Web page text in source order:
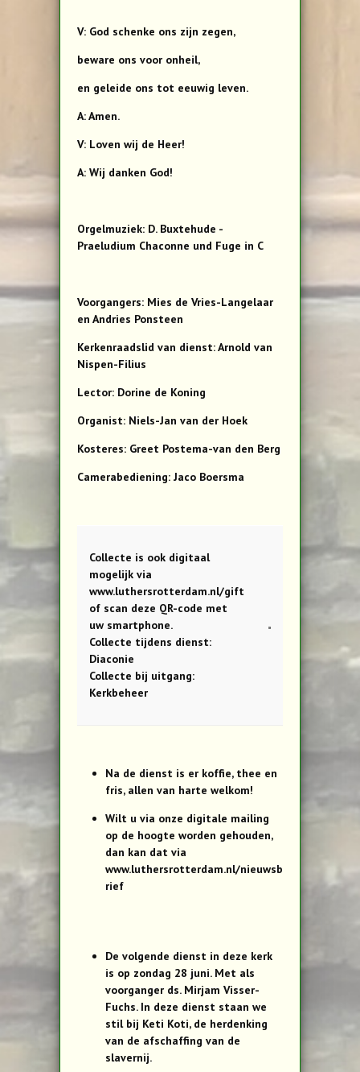
V: God schenke ons zijn zegen,
beware ons voor onheil,
en geleide ons tot eeuwig leven.
A: Amen.
V: Loven wij de Heer!
A: Wij danken God!
Orgelmuziek: D. Buxtehude -
Praeludium Chaconne und Fuge in C
Voorgangers: Mies de Vries-Langelaar
en Andries Ponsteen
Kerkenraadslid van dienst: Arnold van
Nispen-Filius
Lector: Dorine de Koning
Organist: Niels-Jan van der Hoek
Kosteres: Greet Postema-van den Berg
Camerabediening: Jaco Boersma
Collecte is ook digitaal
mogelijk via
www.luthersrotterdam.nl/gift
of scan deze QR-code met
uw smartphone.
Collecte tijdens dienst:
Diaconie
Collecte bij uitgang:
Kerkbeheer
Na de dienst is er koffie, thee en
fris, allen van harte welkom!
Wilt u via onze digitale mailing
op de hoogte worden gehouden,
dan kan dat via
www.luthersrotterdam.nl/nieuwsb
rief
De volgende dienst in deze kerk
is op zondag 28 juni. Met als
voorganger ds. Mirjam Visser-
Fuchs. In deze dienst staan we
stil bij Keti Koti, de herdenking
van de afschaffing van de
slavernij.